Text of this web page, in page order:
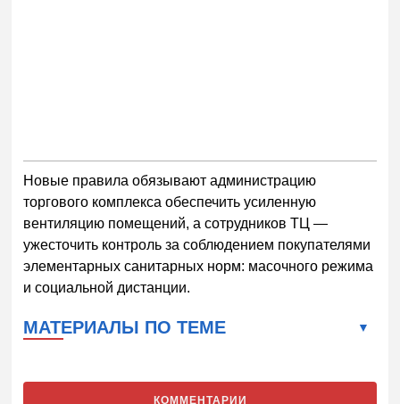
Новые правила обязывают администрацию
торгового комплекса обеспечить усиленную
вентиляцию помещений, а сотрудников ТЦ —
ужесточить контроль за соблюдением покупателями
элементарных санитарных норм: масочного режима
и социальной дистанции.
МАТЕРИАЛЫ ПО ТЕМЕ
КОММЕНТАРИИ